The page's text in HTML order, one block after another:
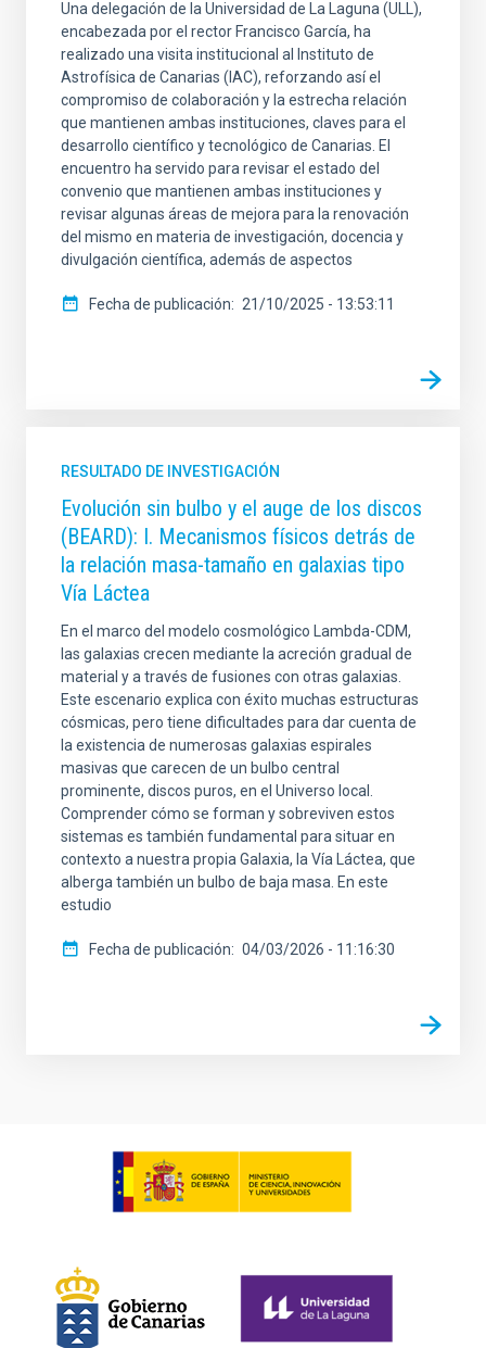
Una delegación de la Universidad de La Laguna (ULL),
encabezada por el rector Francisco García, ha
realizado una visita institucional al Instituto de
Astrofísica de Canarias (IAC), reforzando así el
compromiso de colaboración y la estrecha relación
que mantienen ambas instituciones, claves para el
desarrollo científico y tecnológico de Canarias. El
encuentro ha servido para revisar el estado del
convenio que mantienen ambas instituciones y
revisar algunas áreas de mejora para la renovación
del mismo en materia de investigación, docencia y
divulgación científica, además de aspectos
Fecha de publicación 21/10/2025 - 13:53:11
RESULTADO DE INVESTIGACIÓN
Evolución sin bulbo y el auge de los discos
(BEARD): I. Mecanismos físicos detrás de
la relación masa-tamaño en galaxias tipo
Vía Láctea
En el marco del modelo cosmológico Lambda-CDM,
las galaxias crecen mediante la acreción gradual de
material y a través de fusiones con otras galaxias.
Este escenario explica con éxito muchas estructuras
cósmicas, pero tiene dificultades para dar cuenta de
la existencia de numerosas galaxias espirales
masivas que carecen de un bulbo central
prominente, discos puros, en el Universo local.
Comprender cómo se forman y sobreviven estos
sistemas es también fundamental para situar en
contexto a nuestra propia Galaxia, la Vía Láctea, que
alberga también un bulbo de baja masa. En este
estudio
Fecha de publicación 04/03/2026 - 11:16:30